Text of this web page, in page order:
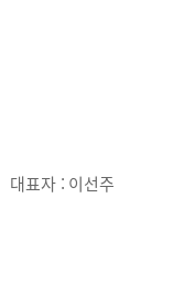
대표자 : 이선주